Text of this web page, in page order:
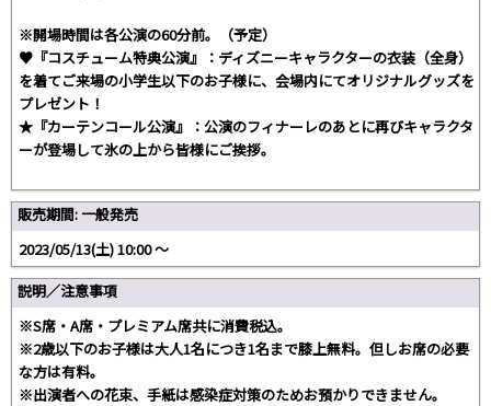
※開場時間は各公演の60分前。（予定）
♥『コスチューム特典公演』：ディズニーキャラクターの衣装（全身）
を着てご来場の小学生以下のお子様に、会場内にてオリジナルグッズを
プレゼント！
★『カーテンコール公演』：公演のフィナーレのあとに再びキャラクタ
ーが登場して氷の上から皆様にご挨拶。
販売期間: 一般発売
2023/05/13(土) 10:00 〜
説明／注意事項
※S席・A席・プレミアム席共に消費税込。
※2歳以下のお子様は大人1名につき1名まで膝上無料。但しお席の必要
な方は有料。
※出演者への花束、手紙は感染症対策のためお預かりできません。